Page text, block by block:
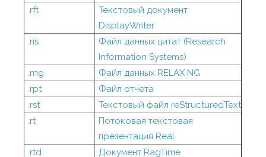
.rft
Текстовый документ
DisplayWriter
.ris
Файл данных цитат (Research
Information Systems)
.rng
Файл данных RELAX NG
.rpt
Файл отчета
.rst
Текстовый файл reStructuredText
.rt
Потоковая текстовая
презентация Real
.rtd
Документ RagTime